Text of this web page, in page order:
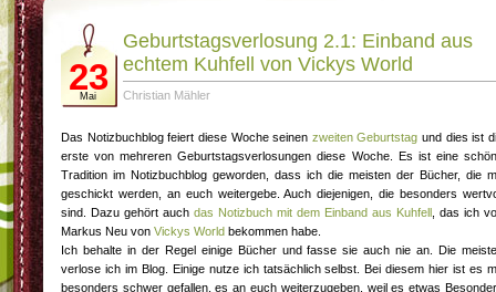
23
Mai
Geburtstagsverlosung 2.1: Einband aus
echtem Kuhfell von Vickys World
Christian Mähler
Das Notizbuchblog feiert diese Woche seinen zweiten Geburtstag und dies ist
erste von mehreren Geburtstagsverlosungen diese Woche. Es ist eine
Tradition im Notizbuchblog geworden, dass ich die meisten der Bücher, die
geschickt werden, an euch weitergebe. Auch diejenigen, die besonders
sind. Dazu gehört auch das Notizbuch mit dem Einband aus Kuhfell , das ich
Markus Neu von Vickys World bekommen habe.
Ich behalte in der Regel einige Bücher und fasse sie auch nie an. Die
verlose ich im Blog. Einige nutze ich tatsächlich selbst. Bei diesem hier ist es
besonders schwer gefallen, es an euch weiterzugeben, weil es etwas